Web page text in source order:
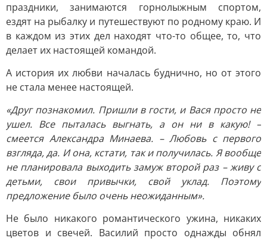
праздники, занимаются горнолыжным спортом,
ездят на рыбалку и путешествуют по родному краю. И
в каждом из этих дел находят что-то общее, то, что
делает их настоящей командой.
А история их любви началась буднично, но от этого
не стала менее настоящей.
«Друг познакомил. Пришли в гости, и Вася просто не
ушел. Все пыталась выгнать, а он ни в какую! –
смеется Александра Минаева. – Любовь с первого
взгляда, да. И она, кстати, так и получилась. Я вообще
не планировала выходить замуж второй раз – живу с
детьми, свои привычки, свой уклад. Поэтому
предложение было очень неожиданным».
Не было никакого романтического ужина, никаких
цветов и свечей. Василий просто однажды обнял